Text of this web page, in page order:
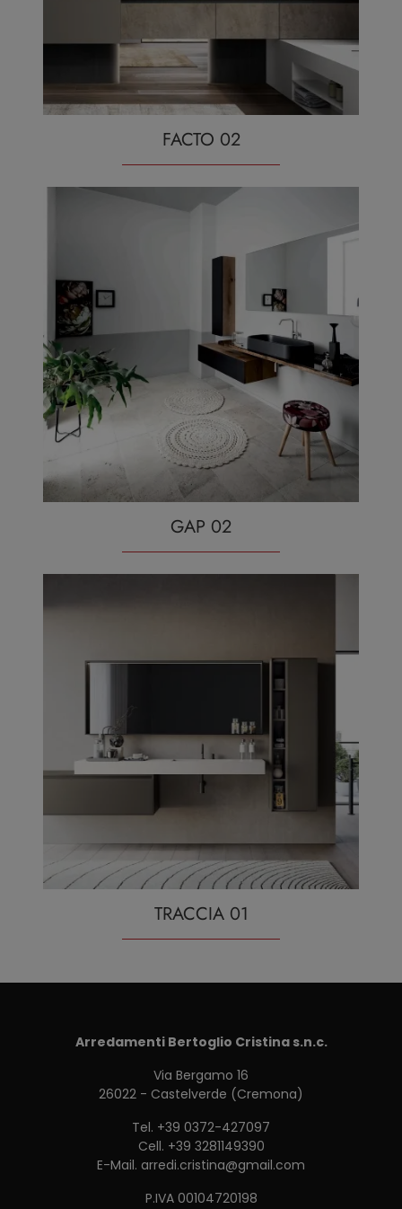
FACTO 02
GAP 02
TRACCIA 01
Arredamenti Bertoglio Cristina s.n.c.
Via Bergamo 16
26022 - Castelverde (Cremona)
Tel. +39 0372-427097
Cell. +39 3281149390
E-Mail. arredi.cristina@gmail.com
P.IVA 00104720198